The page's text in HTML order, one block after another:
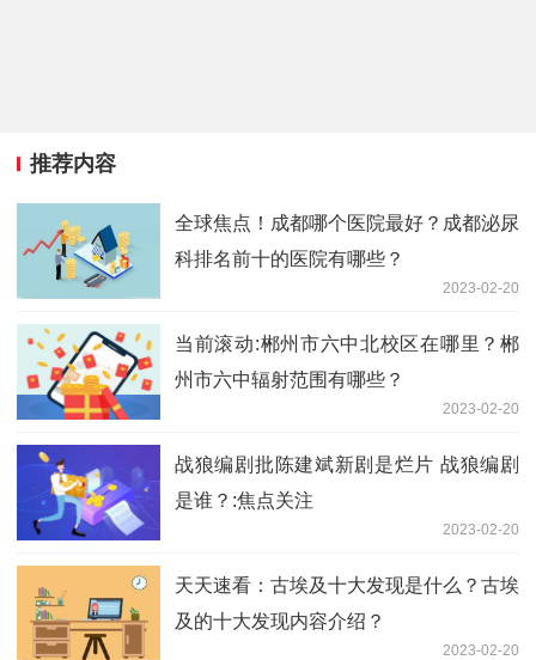
推荐内容
全球焦点！成都哪个医院最好？成都泌尿
科排名前十的医院有哪些？
2023-02-20
当前滚动:郴州市六中北校区在哪里？郴
州市六中辐射范围有哪些？
2023-02-20
战狼编剧批陈建斌新剧是烂片 战狼编剧
是谁？:焦点关注
2023-02-20
天天速看：古埃及十大发现是什么？古埃
及的十大发现内容介绍？
2023-02-20